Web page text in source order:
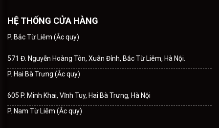
HỆ THỐNG CỬA HÀNG
P. Bắc Từ Liêm (Ắc quy)
571 Đ. Nguyễn Hoàng Tôn, Xuân Đỉnh, Bắc Từ Liêm, Hà Nội.
P. Hai Bà Trưng (Ắc quy)
605 P. Minh Khai, Vĩnh Tuy, Hai Bà Trưng, Hà Nội
P. Nam Từ Liêm (Ắc quy)